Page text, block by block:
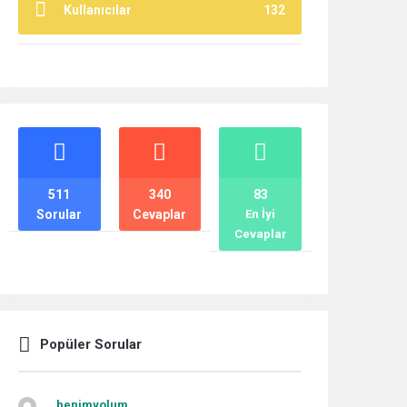
Kullanıcılar 132
İstatistikler
Sorular
511
Cevaplar
340
En İyi
Cevaplar
83
Popüler Sorular